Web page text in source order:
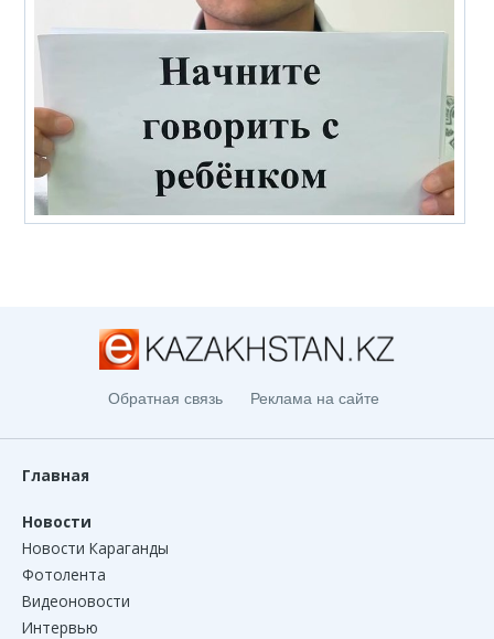
Обратная связь Реклама на сайте
Главная
Новости
Новости Караганды
Фотолента
Видеоновости
Интервью